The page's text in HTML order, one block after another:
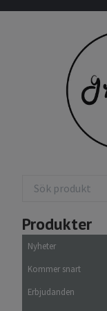
Produkter
Nyheter
Kommer snart
Erbjudanden